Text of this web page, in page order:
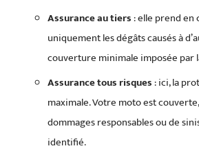
Assurance au tiers: elle prend en
uniquement les dégâts causés à
couverture minimale imposée par
Assurance tous risques: ici, la
maximale. Votre moto est
dommages responsables ou de
identifié.